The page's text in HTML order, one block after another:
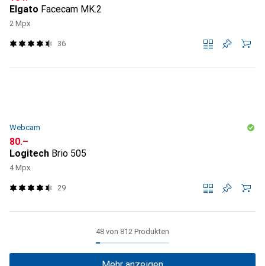
Elgato Facecam MK.2
2 Mpx
36
Webcam
CHF
80.–
Logitech Brio 505
4 Mpx
29
48 von 812 Produkten